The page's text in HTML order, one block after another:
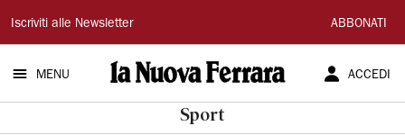
La
Nuova
Ferrara
Iscriviti alle Newsletter ABBONATI
MENU ACCEDI
Sport